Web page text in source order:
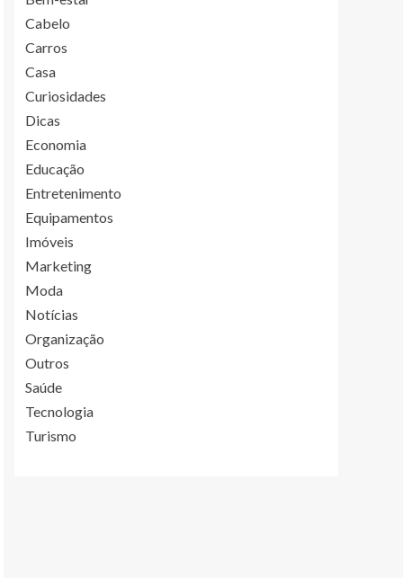
Cabelo
Carros
Casa
Curiosidades
Dicas
Economia
Educação
Entretenimento
Equipamentos
Imóveis
Marketing
Moda
Notícias
Organização
Outros
Saúde
Tecnologia
Turismo